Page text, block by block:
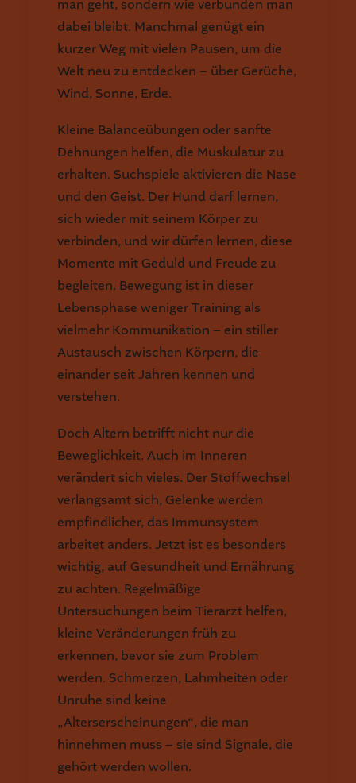
man geht, sondern wie verbunden man
dabei bleibt. Manchmal genügt ein
kurzer Weg mit vielen Pausen, um die
Welt neu zu entdecken – über Gerüche,
Wind, Sonne, Erde.
Kleine Balanceübungen oder sanfte
Dehnungen helfen, die Muskulatur zu
erhalten. Suchspiele aktivieren die Nase
und den Geist. Der Hund darf lernen,
sich wieder mit seinem Körper zu
verbinden, und wir dürfen lernen, diese
Momente mit Geduld und Freude zu
begleiten. Bewegung ist in dieser
Lebensphase weniger Training als
vielmehr Kommunikation – ein stiller
Austausch zwischen Körpern, die
einander seit Jahren kennen und
verstehen.
Doch Altern betrifft nicht nur die
Beweglichkeit. Auch im Inneren
verändert sich vieles. Der Stoffwechsel
verlangsamt sich, Gelenke werden
empfindlicher, das Immunsystem
arbeitet anders. Jetzt ist es besonders
wichtig, auf Gesundheit und Ernährung
zu achten. Regelmäßige
Untersuchungen beim Tierarzt helfen,
kleine Veränderungen früh zu
erkennen, bevor sie zum Problem
werden. Schmerzen, Lahmheiten oder
Unruhe sind keine
„Alterserscheinungen“, die man
hinnehmen muss – sie sind Signale, die
gehört werden wollen.